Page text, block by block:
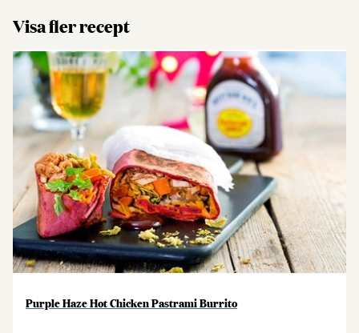
Visa fler recept
Purple Haze Hot Chicken Pastrami Burrito